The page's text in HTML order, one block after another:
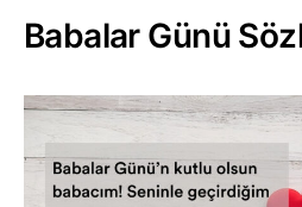
Babalar Günü